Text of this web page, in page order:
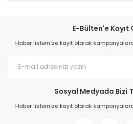
E-Bülten'e Kayıt
Haber listemize kayıt olarak
Sosyal Medyada Bizi
Haber listemize kayıt olarak